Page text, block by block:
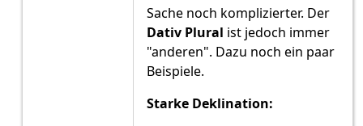
Sache noch komplizierter. Der
Dativ Plural ist jedoch immer
"anderen". Dazu noch ein paar
Beispiele.
Starke Deklination: